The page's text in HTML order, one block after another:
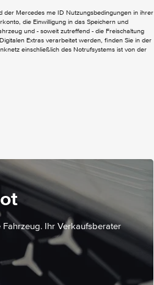
fest hinten
in Heckklappe/Hecktür mit Wisch-
TPO im Fahrgastraum
in Neigung und Höhe verstellbar
mit Reiserechner
schwarz
Pelvis-Sidebag Fahrer
zum Fahrgastraum
für Fahrer und Beifahrer
Handschuhfach
geregelt Klimaanlage
der Mercedes me ID Nutzungsbedingungen in ihrer
die Einwilligung in das Speichern und
und - soweit zutreffend - die Freischaltung
Extras verarbeitet werden, finden Sie in der
einschließlich des Notrufsystems ist von der
Ihr Verkaufsberater